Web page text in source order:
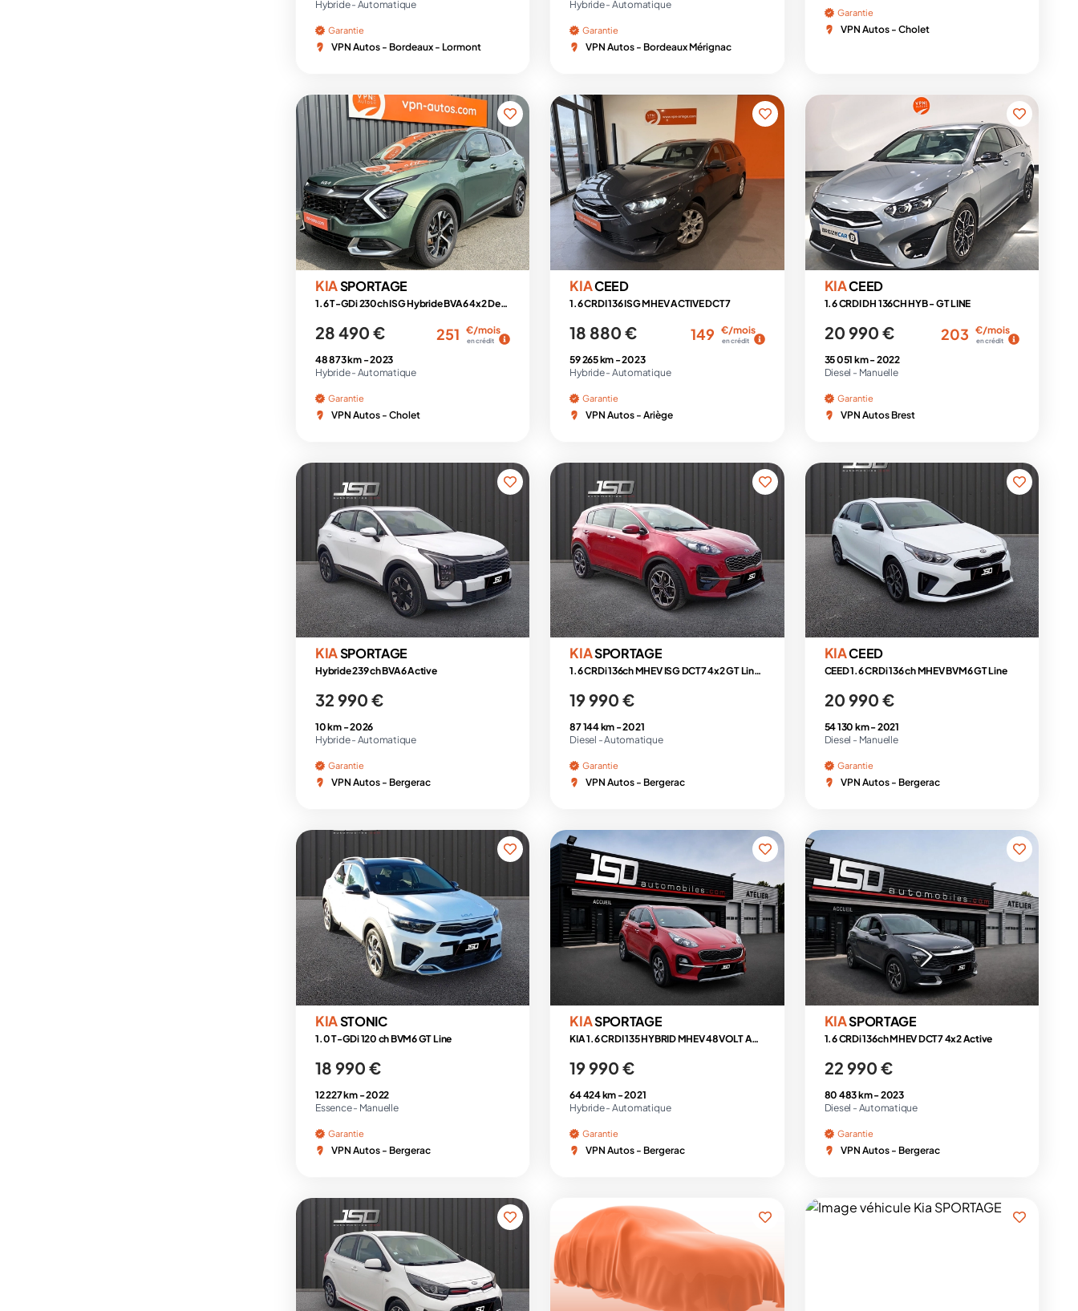
Hybride - Automatique
Garantie
VPN Autos - Bordeaux - Lormont
Hybride - Automatique
Garantie
VPN Autos - Bordeaux Mérignac
Garantie
VPN Autos - Cholet
KIASPORTAGE
1.6 T-GDi 230ch ISG Hybride BVA6 4x2 Design
28 490 € 251 €/mois
en crédit
48 873 km -2023
Hybride - Automatique
Garantie
VPN Autos - Cholet
KIACEED
1.6 CRDI 136 ISG MHEV ACTIVE DCT7
18 880 € 149 €/mois
en crédit
59 265 km -2023
Hybride - Automatique
Garantie
VPN Autos - Ariège
KIACEED
1.6 CRDI DH 136CH HYB - GT LINE
20 990 € 203 €/mois
en crédit
35 051 km -2022
Diesel - Manuelle
Garantie
VPN Autos Brest
KIASPORTAGE
Hybride 239 ch BVA6 Active
32 990 €
10 km -2026
Hybride - Automatique
Garantie
VPN Autos - Bergerac
KIASPORTAGE
1.6 CRDi 136ch MHEV ISG DCT7 4x2 GT Line Premium
19 990 €
87 144 km -2021
Diesel -Automatique
Garantie
VPN Autos - Bergerac
KIACEED
CEED 1.6 CRDi 136 ch MHEV BVM6 GT Line
20 990 €
54 130 km -2021
Diesel - Manuelle
Garantie
VPN Autos - Bergerac
KIASTONIC
1.0 T-GDi 120 ch BVM6 GT Line
18 990 €
12 227 km -2022
Essence - Manuelle
Garantie
VPN Autos - Bergerac
KIASPORTAGE
KIA 1.6 CRDI 135 HYBRID MHEV 48VOLT ACTIVE 4X2 DCT BVA
19 990 €
64 424 km -2021
Hybride - Automatique
Garantie
VPN Autos - Bergerac
KIASPORTAGE
1.6 CRDi 136ch MHEV DCT7 4x2 Active
22 990 €
80 483 km -2023
Diesel - Automatique
Garantie
VPN Autos - Bergerac